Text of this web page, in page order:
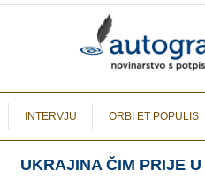
INTERVJU ORBI ET POPULIS
UKRAJINA ČIM PRIJE